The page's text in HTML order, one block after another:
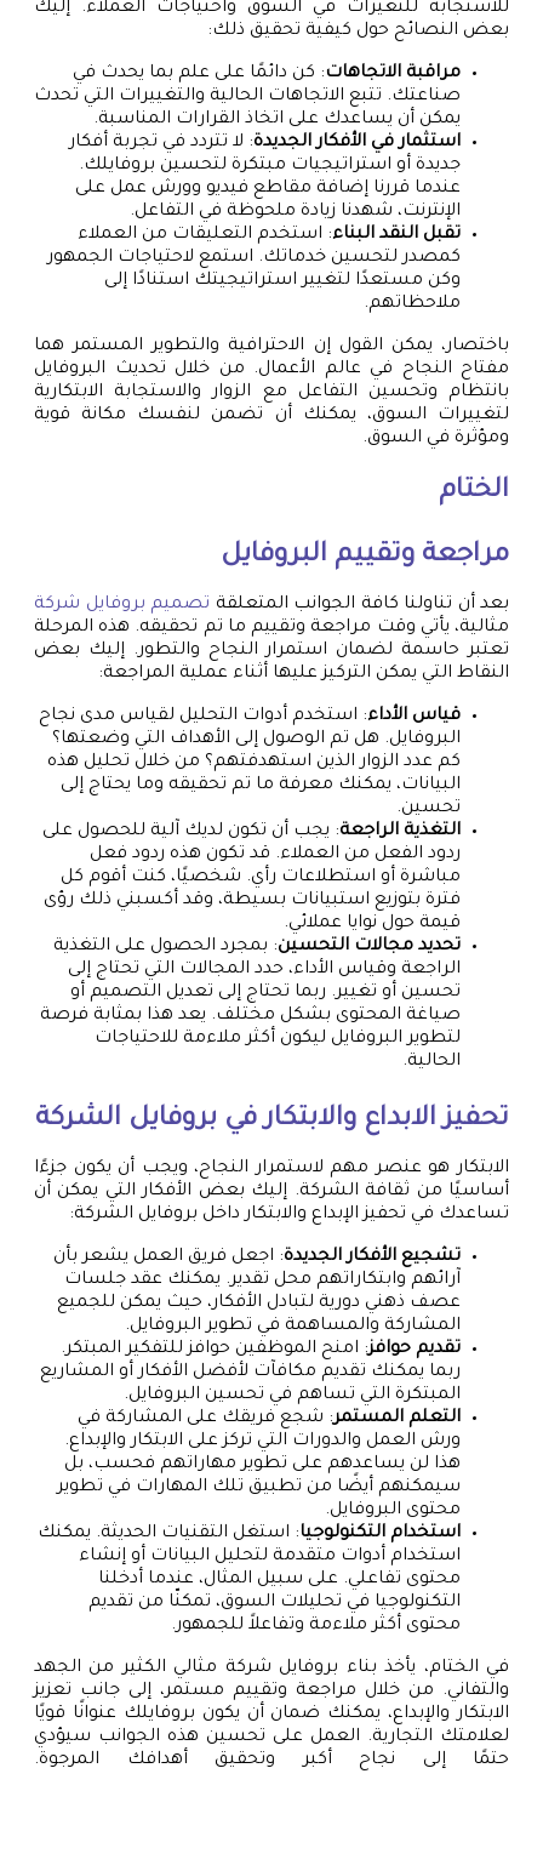
للاستجابة للتغيرات في السوق واحتياجات العملاء. إليك
بعض النصائح حول كيفية تحقيق ذلك:
مراقبة الاتجاهات: كن دائمًا على علم بما يحدث في
صناعتك. تتبع الاتجاهات الحالية والتغييرات التي تحدث
يمكن أن يساعدك على اتخاذ القرارات المناسبة.
استثمار في الأفكار الجديدة: لا تتردد في تجربة أفكار
جديدة أو استراتيجيات مبتكرة لتحسين بروفايلك.
عندما قررنا إضافة مقاطع فيديو وورش عمل على
الإنترنت، شهدنا زيادة ملحوظة في التفاعل.
تقبل النقد البناء: استخدم التعليقات من العملاء
كمصدر لتحسين خدماتك. استمع لاحتياجات الجمهور
وكن مستعدًا لتغيير استراتيجيتك استنادًا إلى
ملاحظاتهم.
باختصار، يمكن القول إن الاحترافية والتطوير المستمر هما
مفتاح النجاح في عالم الأعمال. من خلال تحديث البروفايل
بانتظام وتحسين التفاعل مع الزوار والاستجابة الابتكارية
لتغييرات السوق، يمكنك أن تضمن لنفسك مكانة قوية
ومؤثرة في السوق.
الختام
مراجعة وتقييم البروفايل
بعد أن تناولنا كافة الجوانب المتعلقة تصميم بروفايل شركة
مثالية، يأتي وقت مراجعة وتقييم ما تم تحقيقه. هذه المرحلة
تعتبر حاسمة لضمان استمرار النجاح والتطور. إليك بعض
النقاط التي يمكن التركيز عليها أثناء عملية المراجعة:
قياس الأداء: استخدم أدوات التحليل لقياس مدى نجاح
البروفايل. هل تم الوصول إلى الأهداف التي وضعتها؟
كم عدد الزوار الذين استهدفتهم؟ من خلال تحليل هذه
البيانات، يمكنك معرفة ما تم تحقيقه وما يحتاج إلى
تحسين.
التغذية الراجعة: يجب أن تكون لديك آلية للحصول على
ردود الفعل من العملاء. قد تكون هذه ردود فعل
مباشرة أو استطلاعات رأي. شخصيًا، كنت أقوم كل
فترة بتوزيع استبيانات بسيطة، وقد أكسبني ذلك رؤى
قيمة حول نوايا عملائي.
تحديد مجالات التحسين: بمجرد الحصول على التغذية
الراجعة وقياس الأداء، حدد المجالات التي تحتاج إلى
تحسين أو تغيير. ربما تحتاج إلى تعديل التصميم أو
صياغة المحتوى بشكل مختلف. يعد هذا بمثابة فرصة
لتطوير البروفايل ليكون أكثر ملاءمة للاحتياجات
الحالية.
تحفيز الابداع والابتكار في بروفايل الشركة
الابتكار هو عنصر مهم لاستمرار النجاح، ويجب أن يكون جزءًا
أساسيًا من ثقافة الشركة. إليك بعض الأفكار التي يمكن أن
تساعدك في تحفيز الإبداع والابتكار داخل بروفايل الشركة:
تشجيع الأفكار الجديدة: اجعل فريق العمل يشعر بأن
آرائهم وابتكاراتهم محل تقدير. يمكنك عقد جلسات
عصف ذهني دورية لتبادل الأفكار، حيث يمكن للجميع
المشاركة والمساهمة في تطوير البروفايل.
تقديم حوافز: امنح الموظفين حوافز للتفكير المبتكر.
ربما يمكنك تقديم مكافآت لأفضل الأفكار أو المشاريع
المبتكرة التي تساهم في تحسين البروفايل.
التعلم المستمر: شجع فريقك على المشاركة في
ورش العمل والدورات التي تركز على الابتكار والإبداع.
هذا لن يساعدهم على تطوير مهاراتهم فحسب، بل
سيمكنهم أيضًا من تطبيق تلك المهارات في تطوير
محتوى البروفايل.
استخدام التكنولوجيا: استغل التقنيات الحديثة. يمكنك
استخدام أدوات متقدمة لتحليل البيانات أو إنشاء
محتوى تفاعلي. على سبيل المثال، عندما أدخلنا
التكنولوجيا في تحليلات السوق، تمكنّا من تقديم
محتوى أكثر ملاءمة وتفاعلاً للجمهور.
في الختام، يأخذ بناء بروفايل شركة مثالي الكثير من الجهد
والتفاني. من خلال مراجعة وتقييم مستمر، إلى جانب تعزيز
الابتكار والإبداع، يمكنك ضمان أن يكون بروفايلك عنوانًا قويًا
لعلامتك التجارية. العمل على تحسين هذه الجوانب سيؤدي
حتمًا إلى نجاح أكبر وتحقيق أهدافك المرجوة.